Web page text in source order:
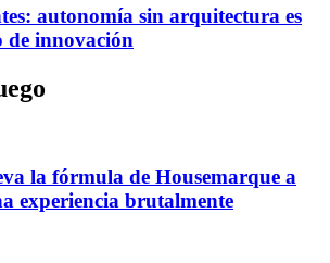
autonomía sin arquitectura es
de innovación
la fórmula de Housemarque a
experiencia brutalmente